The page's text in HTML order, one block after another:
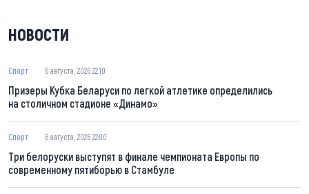
НОВОСТИ
Спорт 6 августа, 2026 22:10
Призеры Кубка Беларуси по легкой атлетике определились
на столичном стадионе «Динамо»
Спорт 6 августа, 2026 22:00
Три белоруски выступят в финале чемпионата Европы по
современному пятиборью в Стамбуле